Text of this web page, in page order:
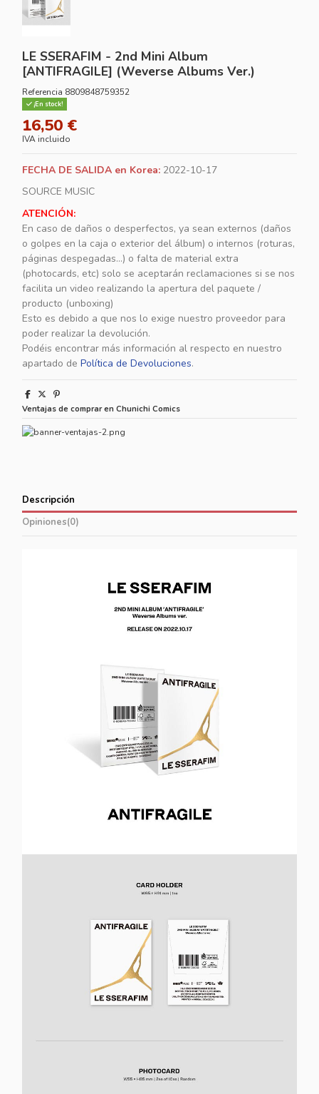
LE SSERAFIM - 2nd Mini Album
[ANTIFRAGILE] (Weverse Albums Ver.)
Referencia 8809848759352
¡En stock!
16,50 €
IVA incluido
FECHA DE SALIDA en Korea: 2022-10-17
SOURCE MUSIC
ATENCIÓN:
En caso de daños o desperfectos, ya sean externos (daños
o golpes en la caja o exterior del álbum) o internos (roturas,
páginas despegadas...) o falta de material extra
(photocards, etc) solo se aceptarán reclamaciones si se nos
facilita un video realizando la apertura del paquete /
producto (unboxing)
Esto es debido a que nos lo exige nuestro proveedor para
poder realizar la devolución.
Podéis encontrar más información al respecto en nuestro
apartado de Política de Devoluciones.
Ventajas de comprar en Chunichi Comics
Descripción
Opiniones(0)